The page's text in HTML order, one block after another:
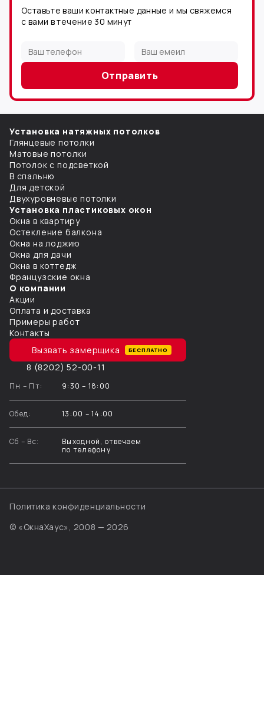
Оставьте ваши контактные данные и мы свяжемся
с вами в течение 30 минут
Установка натяжных потолков
Глянцевые потолки
Матовые потолки
Потолок с подсветкой
В спальню
Для детской
Двухуровневые потолки
Установка пластиковых окон
Окна в квартиру
Остекление балкона
Окна на лоджию
Окна для дачи
Окна в коттедж
Французcкие окна
О компании
Акции
Оплата и доставка
Примеры работ
Контакты
Вызвать замерщика
БЕСПЛАТНО
8 (8202) 52-00-11
Пн – Пт: 9:30 – 18:00
Обед: 13:00 – 14:00
Сб – Вс:
Выходной, отвечаем
по телефону
Политика конфиденциальности
© «ОкнаХаус», 2008 — 2026